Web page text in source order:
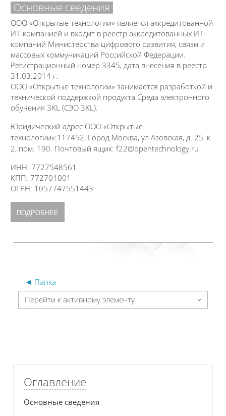
Основные сведения
ООО «Открытые технологии» является аккредитованной
ИТ-компанией и входит в реестр аккредитованных ИТ-
компаний Министерства цифрового развития, связи и
массовых коммуникаций Российской Федерации.
Регистрационный номер 3345, дата внесения в реестр
31.03.2014 г.
ООО «Открытые технологии» занимается разработкой и
технической поддержкой продукта Среда электронного
обучения 3KL (СЭО 3KL).
Юридический адрес ООО «Открытые
технологии»:117452, Город Москва, ул Азовская, д. 25, к.
2, пом. 190. Почтовый ящик: f22@opentechnology.ru
ИНН: 7727548561
КПП: 772701001
ОГРН: 1057747551443
ПОДРОБНЕЕ
◄ Папка
Перейти к активному элементу
Оглавление
Основные сведения